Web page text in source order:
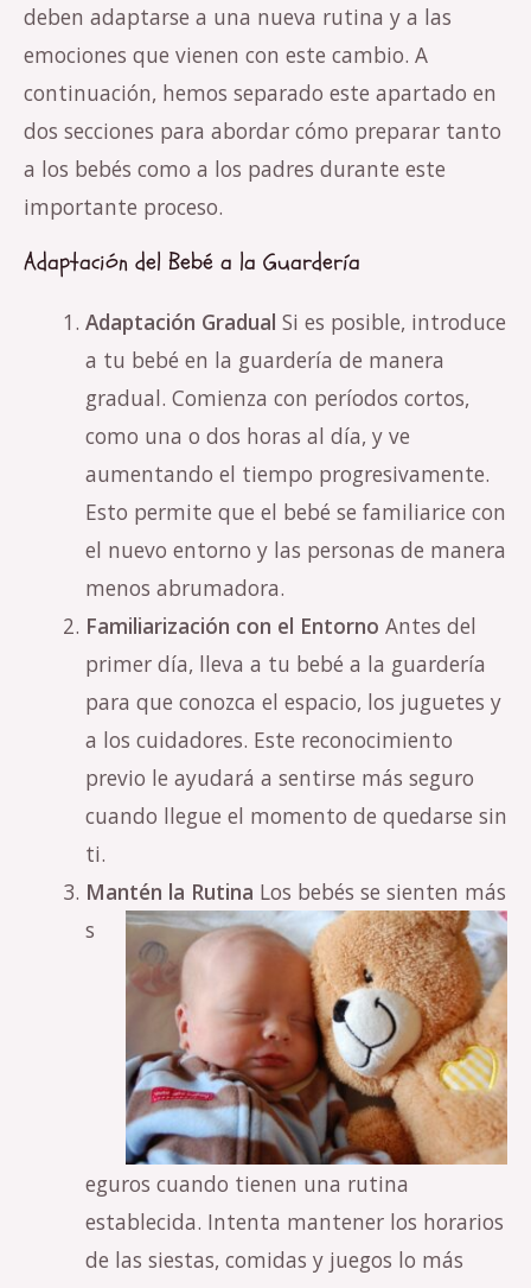
deben adaptarse a una nueva rutina y a las
emociones que vienen con este cambio. A
continuación, hemos separado este apartado en
dos secciones para abordar cómo preparar tanto
a los bebés como a los padres durante este
importante proceso.
Adaptación del Bebé a la Guardería
Adaptación Gradual Si es posible, introduce
a tu bebé en la guardería de manera
gradual. Comienza con períodos cortos,
como una o dos horas al día, y ve
aumentando el tiempo progresivamente.
Esto permite que el bebé se familiarice con
el nuevo entorno y las personas de manera
menos abrumadora.
Familiarización con el Entorno Antes del
primer día, lleva a tu bebé a la guardería
para que conozca el espacio, los juguetes y
a los cuidadores. Este reconocimiento
previo le ayudará a sentirse más seguro
cuando llegue el momento de quedarse sin
ti.
Mantén la Rutina Los bebés se sienten más
s
eguros cuando tienen una rutina
establecida. Intenta mantener los horarios
de las siestas, comidas y juegos lo más